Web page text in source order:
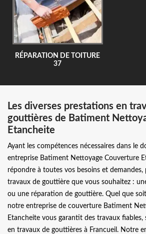
RÉPARATION DE TOITURE
37
Les diverses prestations en
gouttières de Batiment
Etancheite
Ayant les compétences nécessaires dans le
entreprise Batiment Nettoyage Couverture
répondre à toutes vos besoins et demandes,
travaux de gouttière que vous souhaitez :
ou une réparation de gouttière. Quel que
notre entreprise de couverture Batiment
Etancheite vous garantit des travaux
en travaux de gouttières à Francueil. Notre